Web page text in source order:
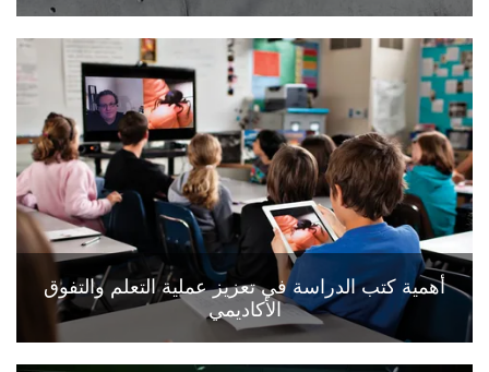
أهمية كتب الدراسة في تعزيز عملية التعلم والتفوق
الأكاديمي